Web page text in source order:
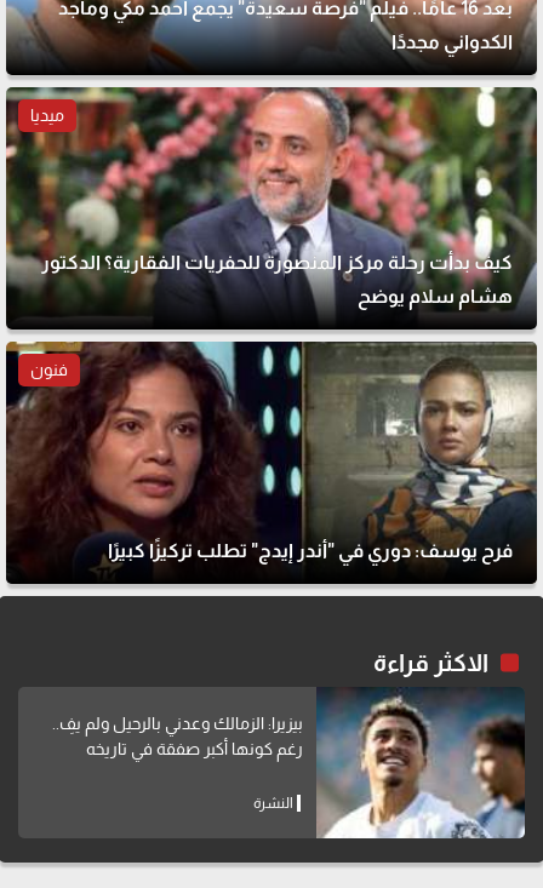
بعد 16 عامًا.. فيلم "فرصة سعيدة" يجمع أحمد مكي وماجد
الكدواني مجددًا
ميديا
كيف بدأت رحلة مركز المنصورة للحفريات الفقارية؟ الدكتور
هشام سلام يوضح
فنون
فرح يوسف: دوري في "أندر إيدج" تطلب تركيزًا كبيرًا
الاكثر قراءة
بيزيرا: الزمالك وعدني بالرحيل ولم يفِ..
رغم كونها أكبر صفقة في تاريخه
النشرة